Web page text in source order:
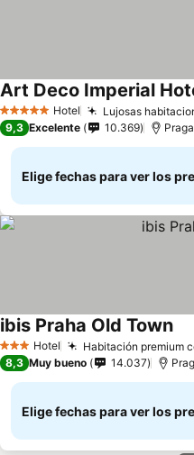
5 Estrellas Hotel Lujosas
Art Deco Imperial
9,3 Excelente 10.369 Praga
Elige fechas para ver los
3 Estrellas
Hotel Habitación premium
ibis Praha Old Town
8,3 Muy bueno 14.037
Elige fechas para ver los